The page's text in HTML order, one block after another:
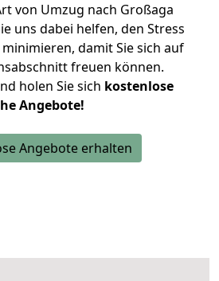
von Umzug nach Großaga
uns dabei helfen, den Stress
damit Sie sich auf
freuen können.
holen Sie sich kostenlose
Angebote!
Angebote erhalten